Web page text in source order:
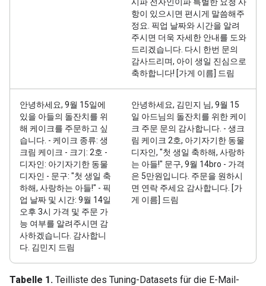
항이 있으시면 편시게 말씀해주
정요. 픽업 날짜와 시간을 알려
주시면 더욱 자세한 안내를 도와
드리겠습니다. 다시 한번 문의
감사드리며, 아이 생일 진심으로
축하합니다! [가게 이름] 드림
안녕하세요, 9월 15일에
있을 아들의 돌잔치를 위
해 케이크를 주문하고 싶
습니다. - 케이크 종류: 생
크림 케이크 - 크기: 2호 -
디자인: 아기자기한 동물
디자인 - 문구: "첫 생일 축
하해, 사랑하는 아들!" - 픽
업 날짜 및 시간: 9월 14일
오후 3시 가격 및 주문 가
능 여부를 알려주시면 감
사하겠습니다. 감사합니
다. 김민지 드림
안녕하세요, 김민지 님, 9월 15
일 아드님의 돌잔치를 위한 케이
크 주문 문의 감사합니다. - 생크
림 케이크 2호, 아기자기한 동물
디자인, "첫 생일 축하해, 사랑하
는 아들!" 문구, 9월 14bro - 가격
은 5만원입니다. 주문을 원하시
면 연락 주세요 감사합니다. [가
게 이름] 드림
Tabelle 1. Teilliste des Tuning-Datasets für die E-Mail-